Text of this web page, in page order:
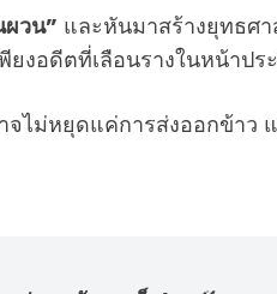
วน” และหันมาสร้างยุทธศ
ยงอดีตที่เลือนรางในหน้าปร
จไม่หยุดแค่การส่งออกข้า